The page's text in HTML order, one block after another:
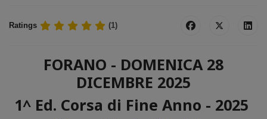
Ratings (1)
FORANO - DOMENICA 28
DICEMBRE 2025
1^ Ed. Corsa di Fine Anno - 2025